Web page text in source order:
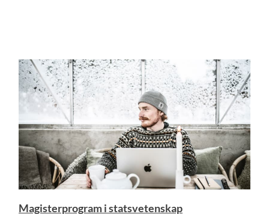
Magisterprogram i statsvetenskap